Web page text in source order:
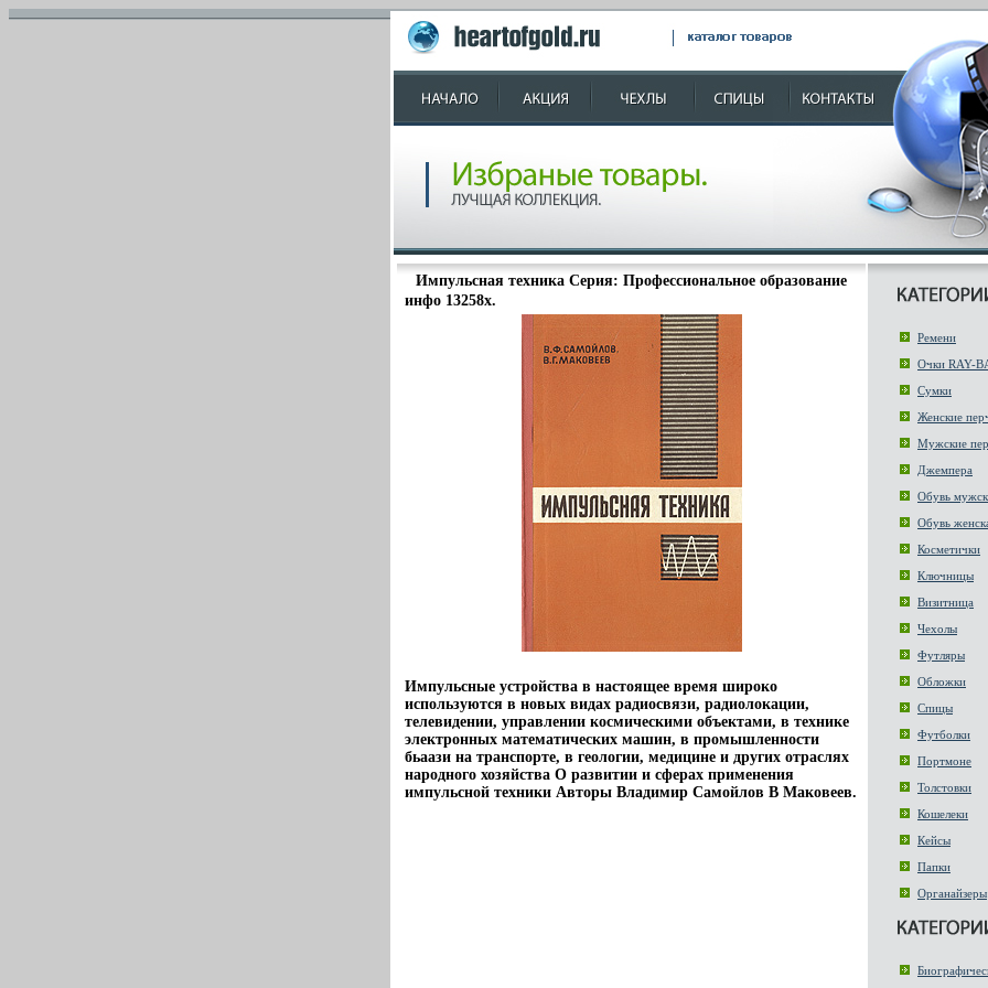
Импульсная техника Серия: Профессиональное образование
инфо 13258x.
Импульсные устройства в настоящее время широко
используются в новых видах радиосвязи, радиолокации,
телевидении, управлении космическими объектами, в технике
электронных математических машин, в промышленности
бьаази на транспорте, в геологии, медицине и других отраслях
народного хозяйства О развитии и сферах применения
импульсной техники Авторы Владимир Самойлов В Маковеев.
Ремени
Очки RAY-
Сумки
Женские
Мужские
Джемпера
Обувь
Обувь
Косметички
Ключницы
Визитница
Чехолы
Футляры
Обложки
Спицы
Футболки
Портмоне
Толстовки
Кошелеки
Кейсы
Папки
Органайзеры